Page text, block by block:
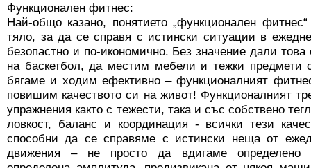
Функционален фитнес:
Най-общо казано, понятието „функционален
тяло, за да се справя с истински ситуации в
безопастно и по-икономично. Без значение дали
на баскетбол, да местим мебели и тежки предмети
бягаме и ходим ефективно – функционалният
повишим качеството си на живот! Функционалният
упражнения както с тежести, така и със собствено
ловкост, баланс и координация - всички тези
способни да се справяме с истински неща от
движения – не просто да вдигаме определено